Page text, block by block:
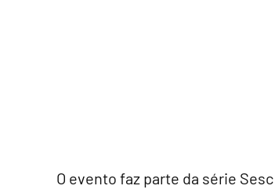
O evento faz parte da série